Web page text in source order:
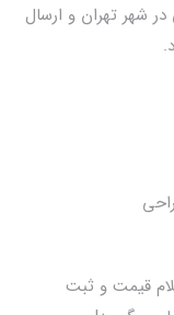
در شهر تهران و ارسال
قیمت و ثبت